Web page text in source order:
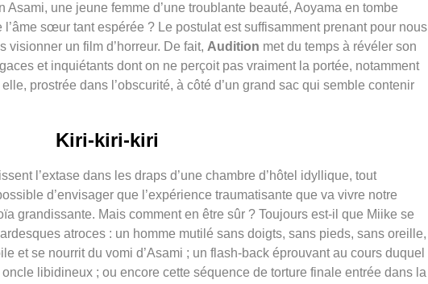
une jeune femme d’une troublante beauté, Aoyama en tombe
l’âme sœur tant espérée ? Le postulat est suffisamment prenant pour nous
un film d’horreur. De fait, Audition met du temps à révéler son
et inquiétants dont on ne perçoit pas vraiment la portée, notamment
prostrée dans l’obscurité, à côté d’un grand sac qui semble contenir
Kiri-kiri-kiri
l’extase dans les draps d’une chambre d’hôtel idyllique, tout
d’envisager que l’expérience traumatisante que va vivre notre
grandissante. Mais comment en être sûr ? Toujours est-il que Miike se
atroces : un homme mutilé sans doigts, sans pieds, sans oreille,
et se nourrit du vomi d’Asami ; un flash-back éprouvant au cours duquel
libidineux ; ou encore cette séquence de torture finale entrée dans la